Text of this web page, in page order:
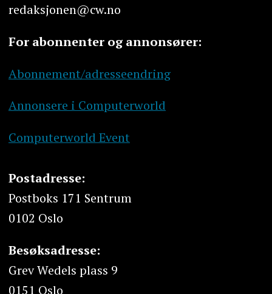
redaksjonen@cw.no
For abonnenter og annonsører:
Abonnement/adresseendring
Annonsere i Computerworld
Computerworld Event
Postadresse:
Postboks 171 Sentrum
0102 Oslo
Besøksadresse:
Grev Wedels plass 9
0151 Oslo